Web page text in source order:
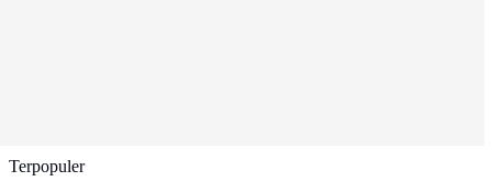
Terpopuler